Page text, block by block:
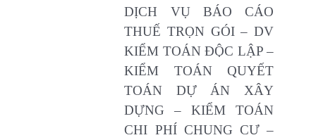
DỊCH VỤ BÁO CÁO
THUẾ TRỌN GÓI – DV
KIỂM TOÁN ĐỘC LẬP –
KIỂM TOÁN QUYẾT
TOÁN DỰ ÁN XÂY
DỰNG – KIỂM TOÁN
CHI PHÍ CHUNG CƯ –